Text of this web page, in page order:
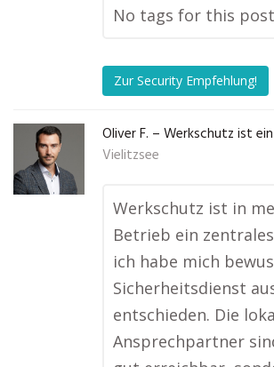
No tags for this
Zur Security Empfehlung!
Oliver F. – Werkschutz ist
Vielitzsee
Werkschutz ist in
Betrieb ein
ich habe mich
Sicherheitsdienst
entschieden. Die
Ansprechpartner